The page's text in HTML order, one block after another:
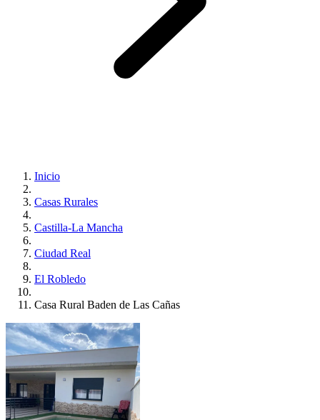
Inicio
Casas Rurales
Castilla-La Mancha
Ciudad Real
El Robledo
Casa Rural Baden de Las Cañas